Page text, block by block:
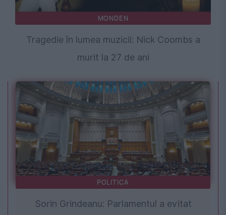
MONDEN
Tragedie în lumea muzicii: Nick Coombs a
murit la 27 de ani
POLITICA
Sorin Grindeanu: Parlamentul a evitat